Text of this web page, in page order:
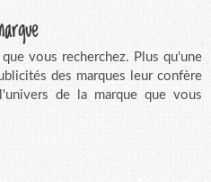
vous recherchez. Plus qu'une
des marques leur confère
de la marque que vous